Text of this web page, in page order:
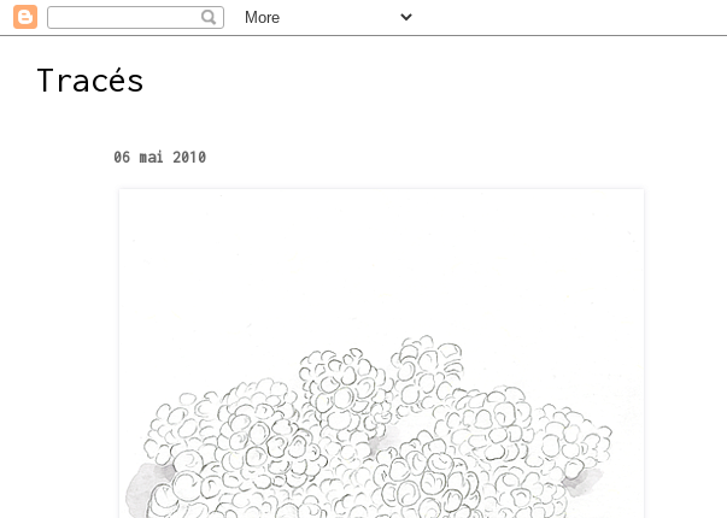
Tracés
06 mai 2010